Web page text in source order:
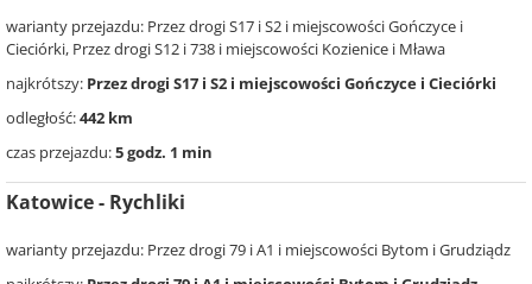
warianty przejazdu: Przez drogi S17 i S2 i miejscowości Gończyce i
Cieciórki, Przez drogi S12 i 738 i miejscowości Kozienice i Mława
najkrótszy: Przez drogi S17 i S2 i miejscowości Gończyce i Cieciórki
odległość:442 km
czas przejazdu:5 godz. 1 min
Katowice - Rychliki
warianty przejazdu: Przez drogi 79 i A1 i miejscowości Bytom i Grudziądz